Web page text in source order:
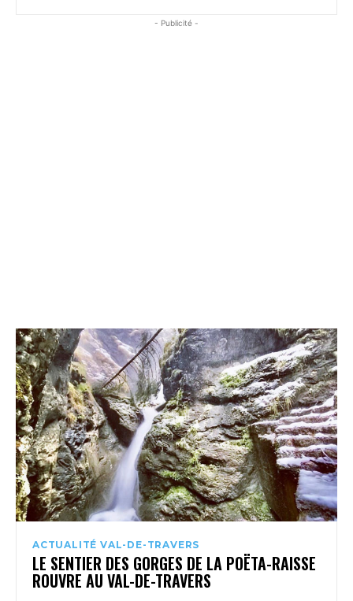
- Publicité -
ACTUALITÉ VAL-DE-TRAVERS
LE SENTIER DES GORGES DE LA POËTA-RAISSE
ROUVRE AU VAL-DE-TRAVERS